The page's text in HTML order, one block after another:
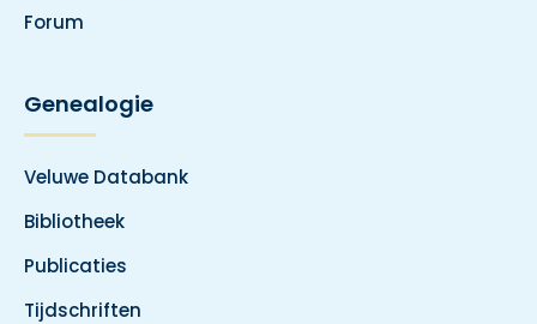
Forum
Genealogie
Veluwe Databank
Bibliotheek
Publicaties
Tijdschriften